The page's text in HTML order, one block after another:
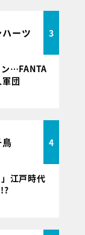
ーツ 3
ン…FANTA
団
鳥 4
江戸時代